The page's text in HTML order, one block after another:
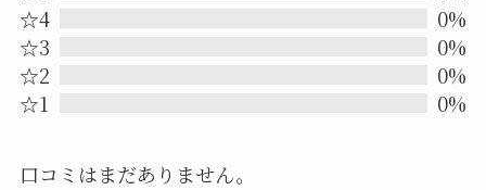
☆4
0%
☆3
0%
☆2
0%
☆1
0%
口コミはまだありません。